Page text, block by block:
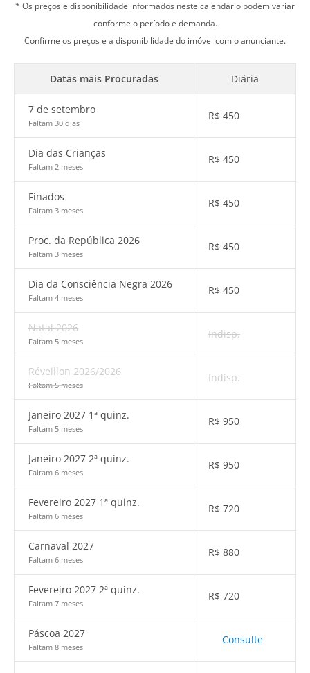
* Os preços e disponibilidade informados neste calendário podem variar
conforme o período e demanda.
Confirme os preços e a disponibilidade do imóvel com o anunciante.
Datas mais Procuradas Diária
7 de setembro
Faltam 30 dias
R$ 450
Dia das Crianças
Faltam 2 meses
R$ 450
Finados
Faltam 3 meses
R$ 450
Proc. da República 2026
Faltam 3 meses
R$ 450
Dia da Consciência Negra 2026
Faltam 4 meses
R$ 450
Natal 2026
Faltam 5 meses
Indisp.
Réveillon 2026/2026
Faltam 5 meses
Indisp.
Janeiro 2027 1ª quinz.
Faltam 5 meses
R$ 950
Janeiro 2027 2ª quinz.
Faltam 6 meses
R$ 950
Fevereiro 2027 1ª quinz.
Faltam 6 meses
R$ 720
Carnaval 2027
Faltam 6 meses
R$ 880
Fevereiro 2027 2ª quinz.
Faltam 7 meses
R$ 720
Páscoa 2027
Faltam 8 meses
Consulte